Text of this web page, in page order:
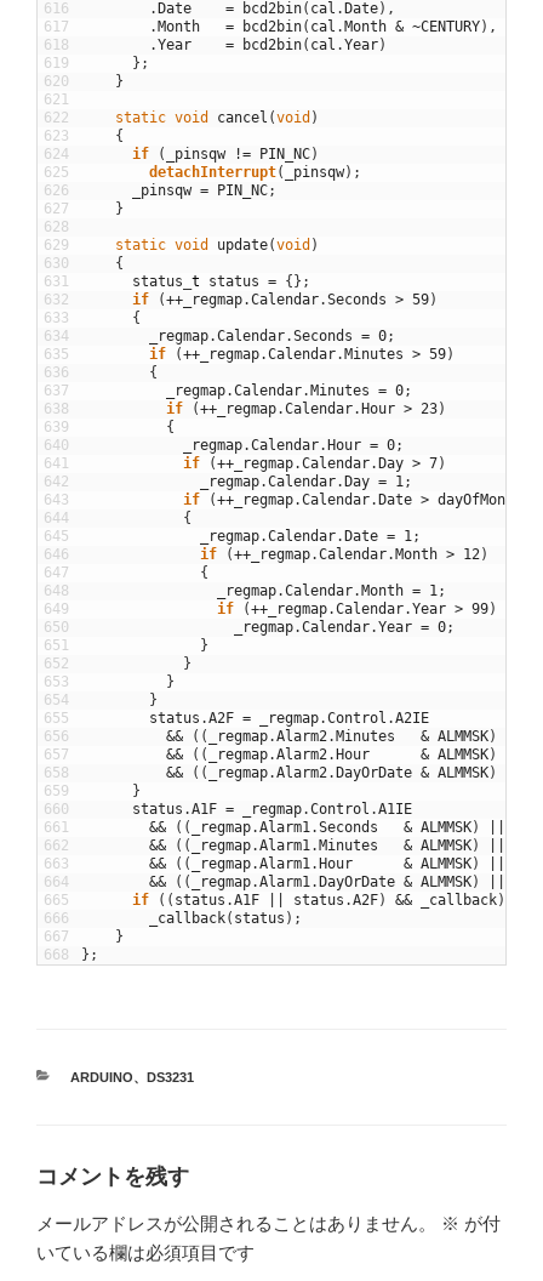
616
617
618
619
620
621
622
623
624
625
626
627
628
629
630
631
632
633
634
635
636
637
638
639
640
641
642
643
644
645
646
647
648
649
650
651
652
653
654
655
656
657
658
659
660
661
662
663
664
665
666
667
668
.Date = bcd2bin( cal .Date) ,
.Month = bcd2bin( cal .Month & ~CENTURY) ,
.Year = bcd2bin( cal .Year)
} ;
}
static void cancel (void )
{
if
( _pinsqw != PIN_NC)
detachInterrupt( _pinsqw) ;
_pinsqw = PIN_NC;
}
static void update(void )
{
status t status = {} ;
if
(++ _regmap.Calendar.Seconds > 59)
{
_regmap.Calendar.Seconds = 0;
if
(++ _regmap.Calendar.Minutes > 59)
{
_regmap.Calendar.Minutes = 0;
if
(++ _regmap.Calendar.Hour > 23)
{
_regmap.Calendar.Hour = 0;
if
(++ _regmap.Calendar.Day > 7)
_regmap.Calendar.Day = 1 ;
if
(++ _regmap.Calendar.Date > dayOfMonth
{
_regmap.Calendar.Date = 1 ;
if
(++ _regmap.Calendar.Month > 12 )
{
_regmap.Calendar.Month = 1 ;
if
(++ _regmap.Calendar.Year > 99)
_regmap.Calendar.Year = 0;
}
}
}
}
status .A2F = _regmap.Control .A2IE
&&
( ( _regmap.Alarm2 .Minutes & ALMMSK)
&&
( ( _regmap.Alarm2 .Hour & ALMMSK)
&&
( ( _regmap.Alarm2 .DayOrDate & ALMMSK)
}
status .A1F = _regmap.Control .A1IE
&&
( ( _regmap.Alarm1 .Seconds & ALMMSK)
&&
( ( _regmap.Alarm1 .Minutes & ALMMSK)
&&
( ( _regmap.Alarm1 .Hour & ALMMSK)
&&
( ( _regmap.Alarm1 .DayOrDate & ALMMSK)
if
( ( status .A1F status .A2F) && _callback)
_callback( status ) ;
}
} ;
カ
ARDUINO、 DS3231
コメントを残す
メールアドレスが公開されることはありません。 ※ が付
いている欄は必須項目です